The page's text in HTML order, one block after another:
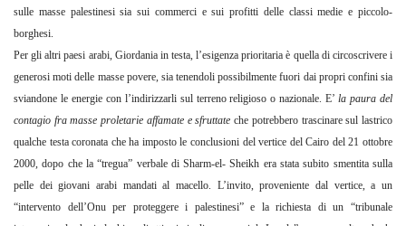
sulle masse palestinesi sia sui commerci e sui profitti delle classi medie e piccolo-
borghesi.
Per gli altri paesi arabi, Giordania in testa, l’esigenza prioritaria è quella di circoscrivere i
generosi moti delle masse povere, sia tenendoli possibilmente fuori dai propri confini sia
sviandone le energie con l’indirizzarli sul terreno religioso o nazionale. E’la paura del
contagio fra masse proletarie affamate e sfruttate che potrebbero trascinare sul lastrico
qualche testa coronata che ha imposto le conclusioni del vertice del Cairo del 21 ottobre
2000, dopo che la “tregua” verbale di Sharm-el- Sheikh era stata subito smentita sulla
pelle dei giovani arabi mandati al macello. L’invito, proveniente dal vertice, a un
“intervento dell’Onu per proteggere i palestinesi” e la richiesta di un “tribunale